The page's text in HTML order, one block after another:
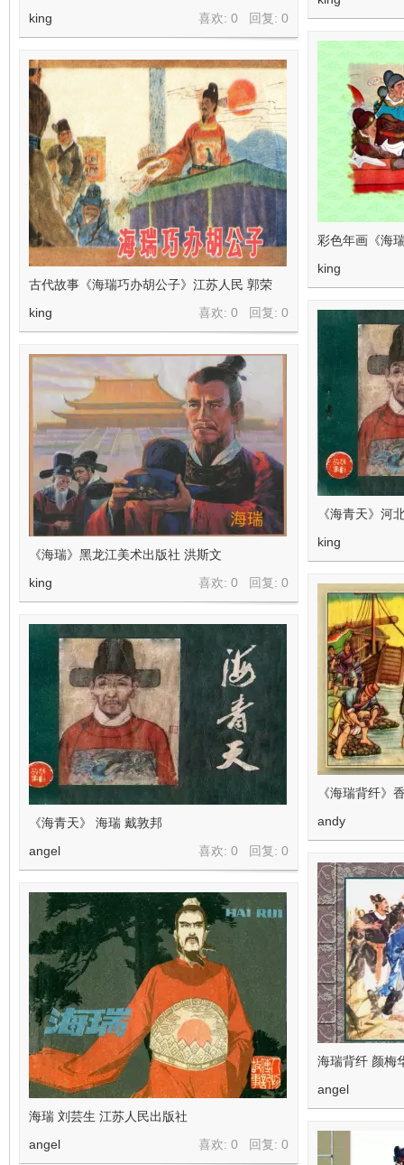
喜欢: 0 回复: 0
king
彩色年画《海
king
古代故事《海瑞巧办胡公子》江苏人民 郭荣
喜欢: 0 回复: 0
king
《海青天》河
king
《海瑞》黑龙江美术出版社 洪斯文
喜欢: 0 回复: 0
king
《海瑞背纤》
andy
《海青天》 海瑞 戴敦邦
喜欢: 0 回复: 0
angel
海瑞背纤 颜梅
angel
海瑞 刘芸生 江苏人民出版社
喜欢: 0 回复: 0
angel